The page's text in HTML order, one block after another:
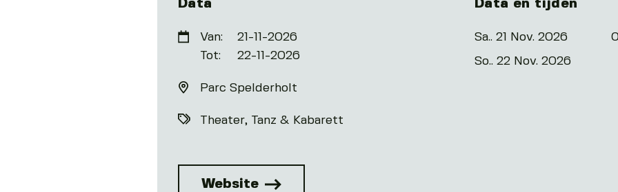
Data
Van:
21-11-2026
Tot:
22-11-2026
Parc Spelderholt
Theater, Tanz & Kabarett
Website
Data en tijden
Sa.. 21 Nov. 2026
So.. 22 Nov. 2026